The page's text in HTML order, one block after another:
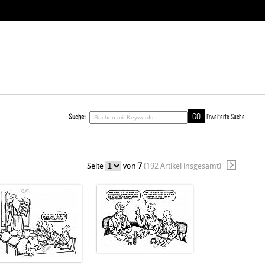
Suche: Erweiterte Suche
Seite von 7 (192 Artikel insgesamt)